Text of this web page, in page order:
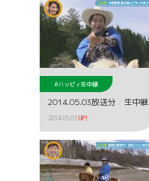
#ハッピィ生中継
2014.05.03放送分 生中継
2014.05.03 UP!